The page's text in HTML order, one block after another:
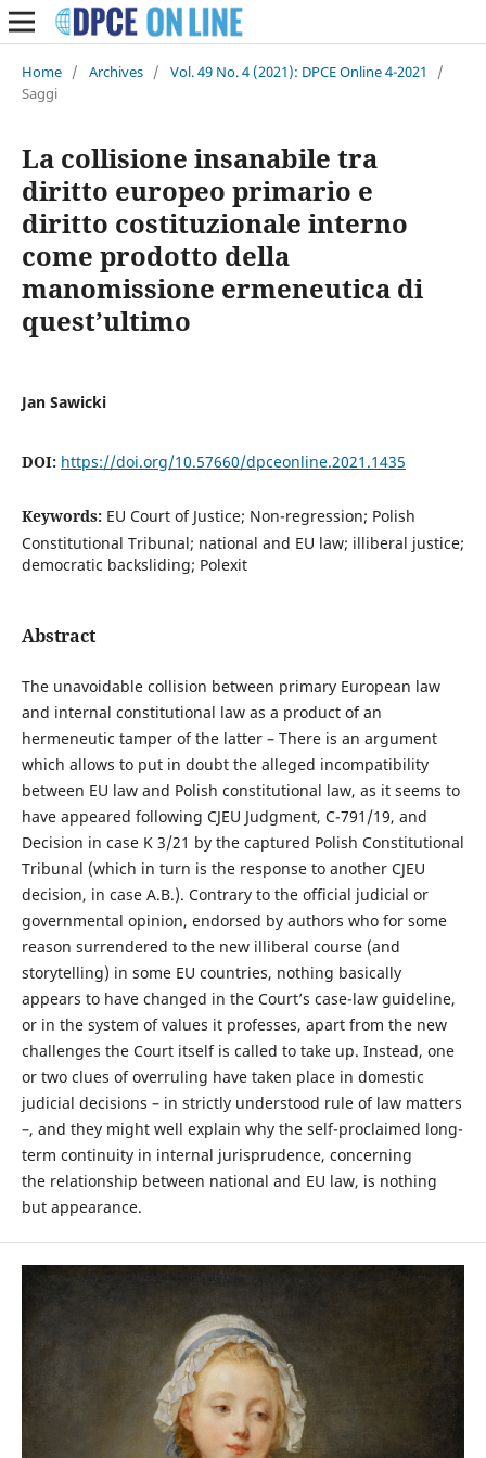
Home / Archives / Vol. 49 No. 4 (2021): DPCE Online 4-2021
/
Saggi
La collisione insanabile tra
diritto europeo primario e
diritto costituzionale interno
come prodotto della
manomissione ermeneutica di
quest’ultimo
Jan Sawicki
DOI: https://doi.org/10.57660/dpceonline.2021.1435
Keywords: EU Court of Justice; Non-regression; Polish
Constitutional Tribunal; national and EU law; illiberal justice;
democratic backsliding; Polexit
Abstract
The unavoidable collision between primary European law
and internal constitutional law as a product of an
hermeneutic tamper of the latter – There is an argument
which allows to put in doubt the alleged incompatibility
between EU law and Polish constitutional law, as it seems to
have appeared following CJEU Judgment, C-791/19, and
Decision in case K 3/21 by the captured Polish Constitutional
Tribunal (which in turn is the response to another CJEU
decision, in case A.B.). Contrary to the official judicial or
governmental opinion, endorsed by authors who for some
reason surrendered to the new illiberal course (and
storytelling) in some EU countries, nothing basically
appears to have changed in the Court’s case-law guideline,
or in the system of values it professes, apart from the new
challenges the Court itself is called to take up. Instead, one
or two clues of overruling have taken place in domestic
judicial decisions – in strictly understood rule of law matters
–, and they might well explain why the self-proclaimed long-
term continuity in internal jurisprudence, concerning
the relationship between national and EU law, is nothing
but appearance.